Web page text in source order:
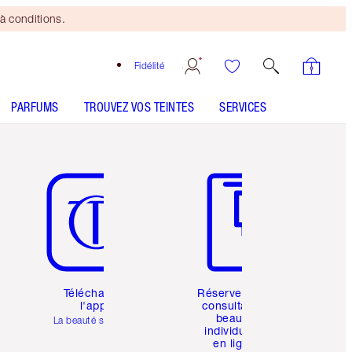
conditions.
Fidélité
PARFUMS TROUVEZ VOS TEINTES SERVICES
Téléchargez
l'appli
La beauté simplifiée
Réservez une
consultation
beauté
individuelle
en ligne